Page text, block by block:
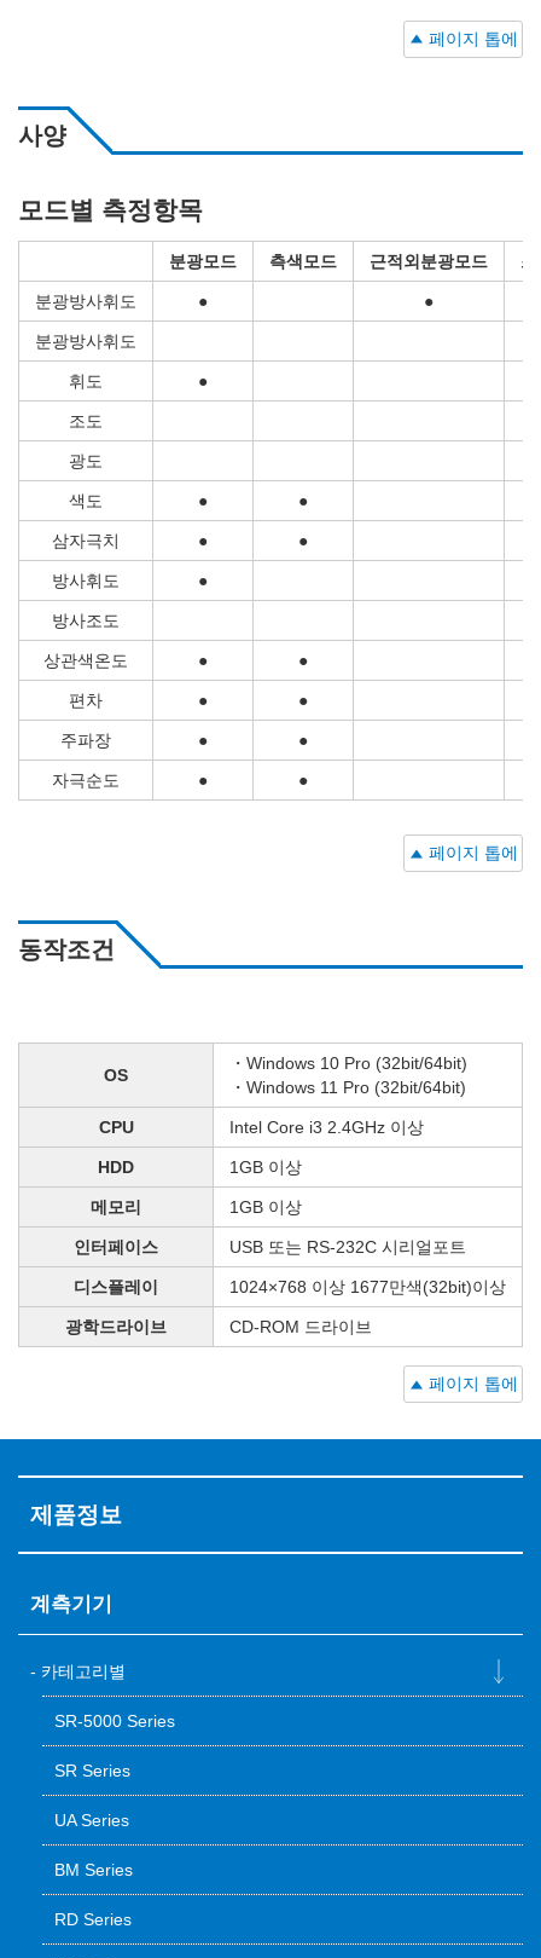
페이지 톱에
사양
모드별 측정항목
분광모드 측색모드 근적외분광모드
분광방사휘도 ● ●
분광방사휘도
휘도 ●
조도
광도
색도 ● ●
삼자극치 ● ●
방사휘도 ●
방사조도
상관색온도 ● ●
편차 ● ●
주파장 ● ●
자극순도 ● ●
페이지 톱에
동작조건
OS
・Windows 10 Pro (32bit/64bit)
・Windows 11 Pro (32bit/64bit)
CPU Intel Core i3 2.4GHz 이상
HDD 1GB 이상
메모리 1GB 이상
인터페이스 USB 또는 RS-232C 시리얼포트
디스플레이 1024×768 이상 1677만색(32bit)이상
광학드라이브 CD-ROM 드라이브
페이지 톱에
제품정보
계측기기
카테고리별
SR-5000 Series
SR Series
UA Series
BM Series
RD Series